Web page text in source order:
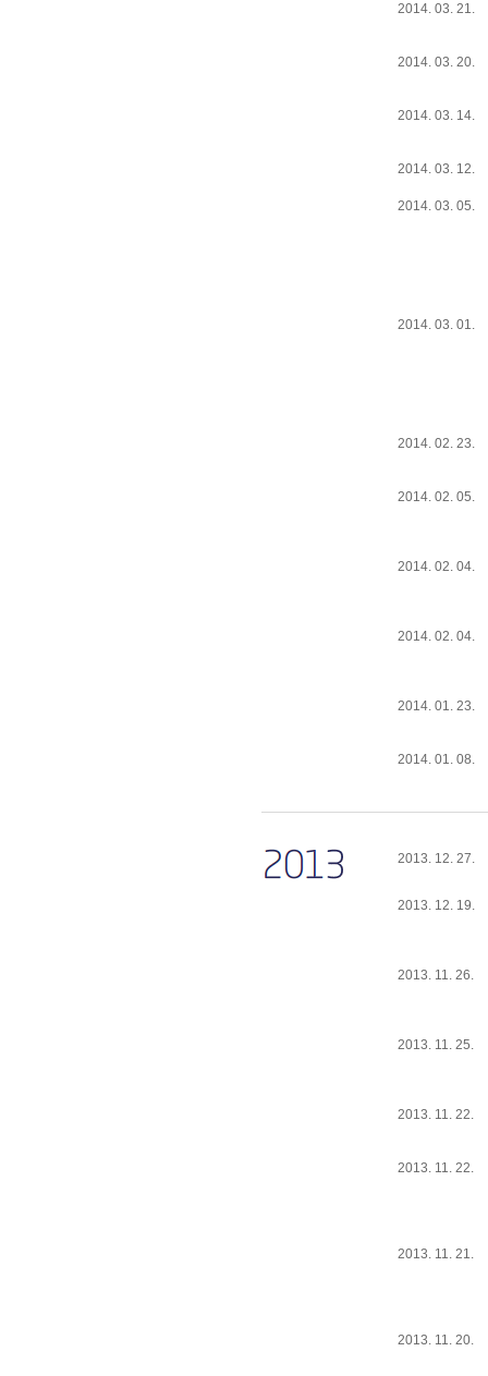
2014. 03. 21.
2014. 03. 20.
2014. 03. 14.
2014. 03. 12.
2014. 03. 05.
2014. 03. 01.
2014. 02. 23.
2014. 02. 05.
2014. 02. 04.
2014. 02. 04.
2014. 01. 23.
2014. 01. 08.
2013. 12. 27.
2013. 12. 19.
2013. 11. 26.
2013. 11. 25.
2013. 11. 22.
2013. 11. 22.
2013. 11. 21.
2013. 11. 20.